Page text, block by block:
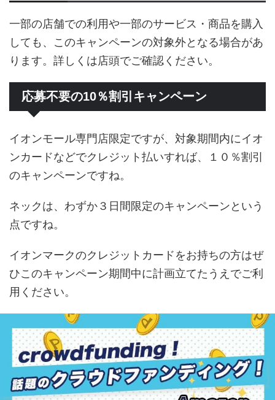
一部の店舗での利用や一部のサービス・商品を購入
しても、このキャンペーンの対象外となる場合があ
ります。詳しくは店頭でご確認ください。
応募不要の10％割引キャンペーン
イオンモール専門店限定ですが、対象期間内にイオ
ンカードなどでクレジット払いすれば、１０％割引
のキャンペーンですね。
ネックは、わずか３日間限定のキャンペーンという
点ですね。
イオンマークのクレジットカードをお持ちの方はぜ
ひこのキャンペーン期間中に計画立てたうえでご利
用ください。